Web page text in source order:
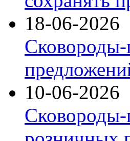
18-06-2026
Сковороды-
10-06-2026